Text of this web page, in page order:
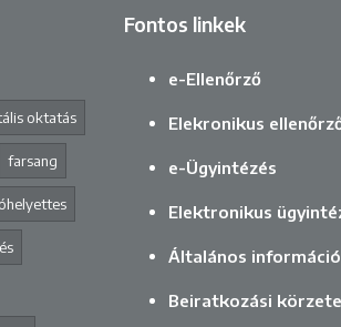
oktatás
farsang
Fontos linkek
e-Ellenőrző
Elekronikus
e-Ügyintézés
Elektronikus
Általános
Beiratkozási